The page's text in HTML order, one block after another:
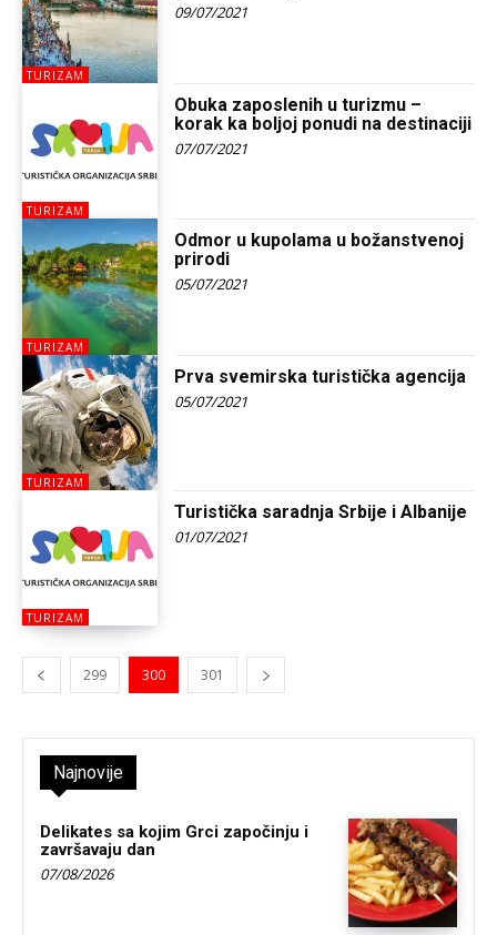
TURIZAM
09/07/2021
TURIZAM
Obuka zaposlenih u turizmu –
korak ka boljoj ponudi na destinaciji
07/07/2021
TURIZAM
Odmor u kupolama u božanstvenoj
prirodi
05/07/2021
TURIZAM
Prva svemirska turistička agencija
05/07/2021
TURIZAM
Turistička saradnja Srbije i Albanije
01/07/2021
299 300 301
Najnovije
Delikates sa kojim Grci započinju i
završavaju dan
07/08/2026